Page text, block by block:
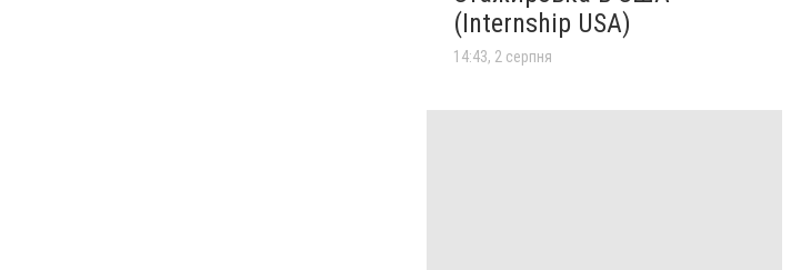
(Internship USA)
14:43, 2 серпня